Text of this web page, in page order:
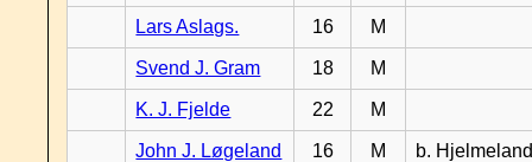
Lars Aslags. 16 M
Svend J. Gram 18 M
K. J. Fjelde 22 M
John J. Løgeland 16 M b.